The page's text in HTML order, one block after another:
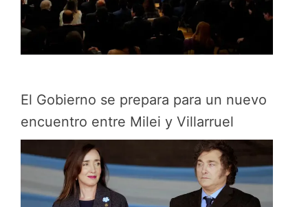
El Gobierno se prepara para un nuevo
encuentro entre Milei y Villarruel